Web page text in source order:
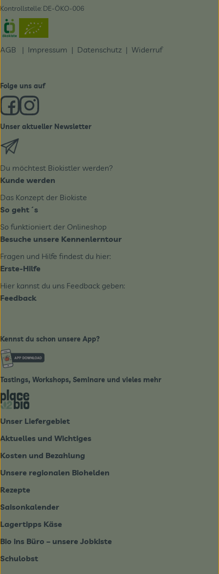
Kontrollstelle: DE-ÖKO-006
Externer Link zu https://www.oekokiste.de/
AGB | Impressum | Datenschutz | Widerruf
Folge uns auf
Externer Link zu https://www.facebook.com/derBiobote/
Externer Link zu https://www.instagram.com/
Unser aktueller Newsletter
Du möchtest Biokistler werden?
Kunde werden
Das Konzept der Biokiste
So geht´s
So funktioniert der Onlineshop
Besuche unsere Kennenlerntour
Fragen und Hilfe findest du hier:
Erste-Hilfe
Hier kannst du uns Feedback geben:
Feedback
Kennst du schon unsere App?
Externer Link zu https://www.biobote-
Tastings, Workshops, Seminare und vieles mehr
Externer Link zu https://place2bio.de/
Unser Liefergebiet
Aktuelles und Wichtiges
Kosten und Bezahlung
Unsere regionalen Biohelden
Rezepte
Saisonkalender
Lagertipps Käse
Bio ins Büro – unsere Jobkiste
Schulobst